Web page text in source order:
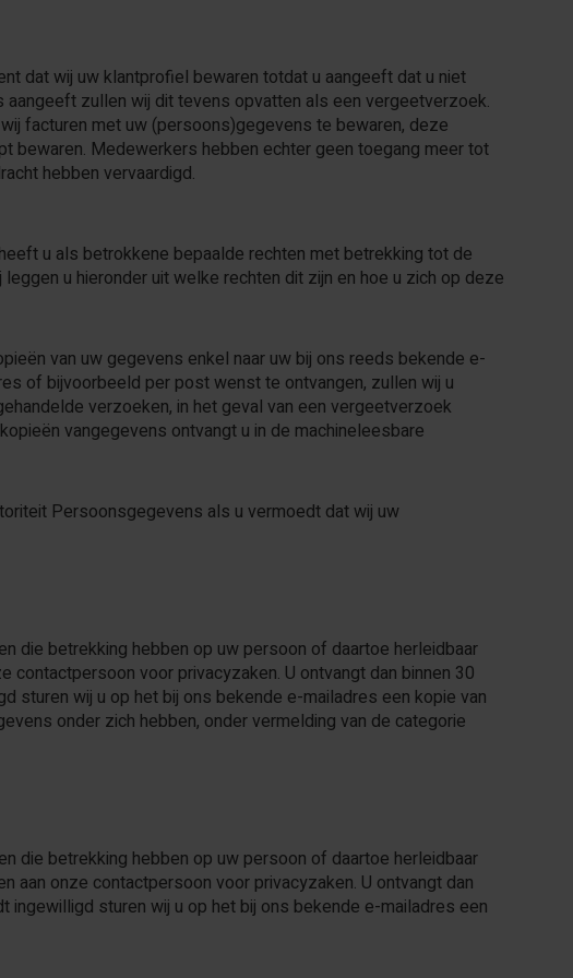
dat wij uw klantprofiel bewaren totdat u aangeeft dat u niet
zullen wij dit tevens opvatten als een vergeetverzoek.
facturen met uw (persoons)gegevens te bewaren, deze
bewaren. Medewerkers hebben echter geen toegang meer tot
hebben vervaardigd.
u als betrokkene bepaalde rechten met betrekking tot de
u hieronder uit welke rechten dit zijn en hoe u zich op deze
van uw gegevens enkel naar uw bij ons reeds bekende e-
of bijvoorbeeld per post wenst te ontvangen, zullen wij u
verzoeken, in het geval van een vergeetverzoek
vangegevens ontvangt u in de machineleesbare
Persoonsgegevens als u vermoedt dat wij uw
die betrekking hebben op uw persoon of daartoe herleidbaar
contactpersoon voor privacyzaken. U ontvangt dan binnen 30
sturen wij u op het bij ons bekende e-mailadres een kopie van
onder zich hebben, onder vermelding van de categorie
die betrekking hebben op uw persoon of daartoe herleidbaar
aan onze contactpersoon voor privacyzaken. U ontvangt dan
sturen wij u op het bij ons bekende e-mailadres een